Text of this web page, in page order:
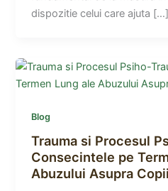
dispozitie celui care ajuta […]
Blog
Trauma si Procesul
Consecintele pe
Abuzului Asupra